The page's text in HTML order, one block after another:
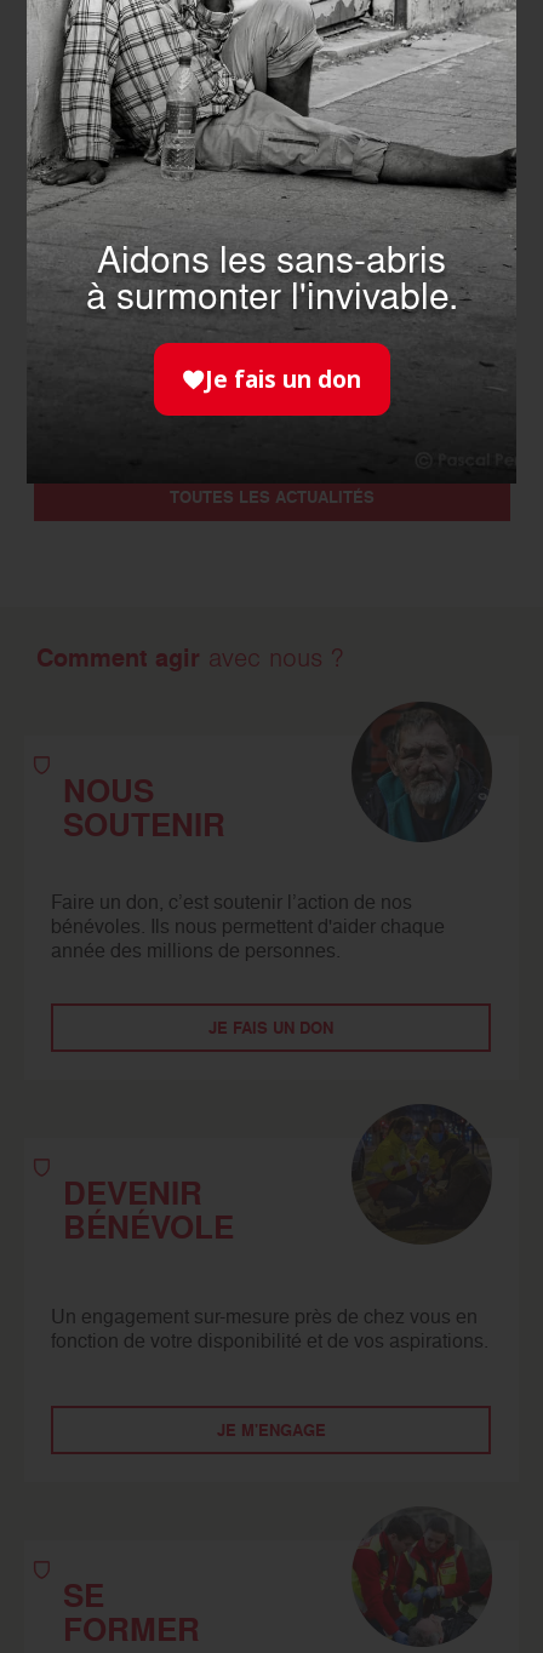
INTERNATIONAL - 05.03.2026
L’Ordre de Malte France
maintient sa présence au
Moyen-Orient
TOUTES LES ACTUALITÉS
Comment agir avec nous ?
NOUS
SOUTENIR
Faire un don, c’est soutenir l’action de nos
bénévoles. Ils nous permettent d'aider chaque
année des millions de personnes.
JE FAIS UN DON
DEVENIR
BÉNÉVOLE
Un engagement sur-mesure près de chez vous en
fonction de votre disponibilité et de vos aspirations.
JE M'ENGAGE
SE
FORMER
Aidons les sans-abris
à surmonter l'invivable.
Je fais un don